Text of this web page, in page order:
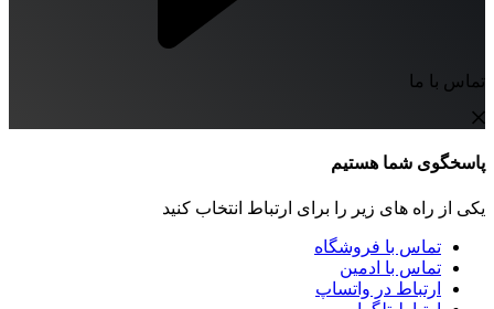
تماس با ما
پاسخگوی شما هستیم
یکی از راه های زیر را برای ارتباط انتخاب کنید
تماس با فروشگاه
تماس با ادمین
ارتباط در واتساپ